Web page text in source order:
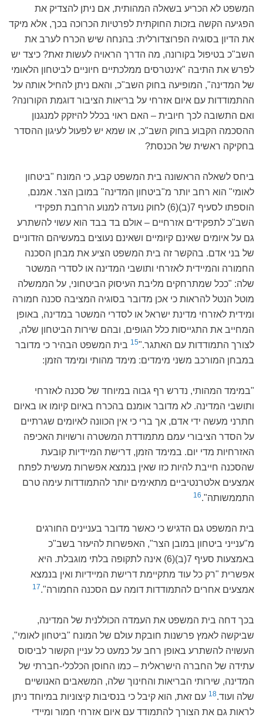
המשפט לא הכריע בשאלה המהותית, אם ניתן להצדיק את
הפגיעה הקשה בזכות החוקתית לפרטיות הכרוכה בכך, אלא מיקד
את הדיון בסוגיה הפרוצדורלית: בהנחה שיש הכרח לערב את
השב"כ בטיפול בקורונה, מה הדרך הראויה לעשות זאת? כיצד יש
לפרש את התיבה "אינטרסים ממלכתיים חיוניים לביטחון הלאומי
של המדינה", המופיעה בחוק השב"כ, והאם ניתן להחיל אותה על
ההתמודדות עם איום אזרחי על בריאות הציבור דוגמת הקורונה?
ואם התשובה לכך חיובית – האם ראוי בכלל להיזקק למנגנון
ההסכמה הקבוע בחוק השב"כ, או שמא יש לפעול לעיגון ההסדר
בחקיקה ראשית של הכנסת?
ביחס לשאלה הראשונה בית המשפט קבע, כי המונח "ביטחון
לאומי" הוא רחב יותר מ"ביטחון המדינה" במובן הצר. אמנם,
הוספתו לסעיף 7(ב)(6) לחוק נועדה למנוע הרחבת תפקידי
השב"כ לתפקידים אזרחיים – אולם בד בבד הוא עשוי להשתרע
גם על איומים שאינם קיומיים ושאינם נעוצים במעשיהם הזדוניים
של בני אדם. בהקשר זה בית המשפט הציע את מבחן הסכנה
החמורה והמיידית לאזרחי ותושבי המדינה או לסדרי המשטר
שלה: "ככל שמתרחקים מליבת העיסוק הביטחוני, על הממשלה
מוטל הנטל להראות כי אכן מדובר בסוגיה המציבה סכנה חמורה
ומידית לאזרחי מדינת ישראל או לסדרי המשטר במדינה, באופן
המחייב את התגייסות כלל הגופים, ובהם שירות הביטחון שלה,
לצורך התמודדות עם האתגר."15 בית המשפט הבהיר כי מדובר
במבחן המורכב משני מימדים: מימד מהותי ומימד הזמן:
"במימד המהותי, נדרש רף גבוה במיוחד של סכנה לאזרחי
ותושבי המדינה. לא מדובר אומנם בהכרח באיום קיומו או באיום
חתרני מעשה ידי אדם, אך ברי כי אין הכוונה לאיומים שגרתיים
על הסדר הציבורי עמם מתמודדת המשטרה ורשויות האכיפה
האזרחיות מדי יום. במימד הזמן, דרישת המיידיות קובעת
שהסכנה חייבת להיות כזו שאין בנמצא אפשרות מעשית לפתח
אמצעים אלטרנטיביים מתאימים יותר להתמודדות עימה טרם
התממשותה".16
בית המשפט גם הדגיש כי כאשר מדובר בעניינים החורגים
מ"ענייני ביטחון במובן הצר", האפשרות להיעזר בשב"כ
באמצעות סעיף 7(ב)(6) אינה לתקופה בלתי מוגבלת. היא
אפשרית "רק כל עוד מתקיימת דרישת המיידיות ואין בנמצא
אמצעים אחרים להתמודדות דומה עם הסכנה החמורה".17
בכך דחה בית המשפט את העמדה הכוללנית של המדינה,
שביקשה לאמץ פרשנות חובקת עולם של המונח "ביטחון לאומי",
העשויה להשתרע באופן רחב על כמעט כל עניין הקשור לביסוס
עתידה של החברה הישראלית – כמו החוסן הכלכלי-חברתי של
המדינה, שירותי הבריאות והחינוך שלה, המשאבים האנושיים
שלה ועוד.18 עם זאת, הוא קיבל כי בנסיבות קיצוניות במיוחד ניתן
לראות גם את הצורך להתמודד עם איום אזרחי חמור ומיידי